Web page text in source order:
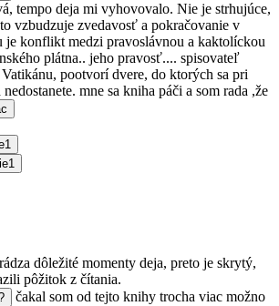
tempo deja mi vyhovovalo. Nie je strhujúce,
vzbudzuje zvedavosť a pokračovanie v
konflikt medzi pravoslávnou a kaktolíckou
plátna.. jeho pravosť.... spisovateľ
pootvorí dvere, do ktorých sa pri
mne sa kniha páči a som rada ,že
1
1
dôležité momenty deja, preto je skrytý,
pôžitok z čítania.
čakal som od tejto knihy trocha viac možno